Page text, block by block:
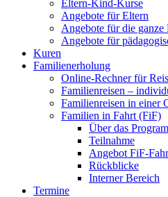
Eltern-Kind-Kurse
Angebote für Eltern
Angebote für die ganze
Angebote für
Kuren
Familienerholung
Online-Rechner für
Familienreisen –
Familienreisen in einer
Familien in Fahrt (FiF)
Über das
Teilnahme
Angebot FiF-
Rückblicke
Interner Bereich
Termine